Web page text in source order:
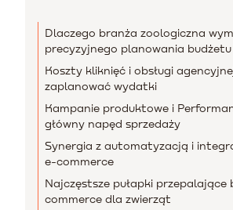
Dlaczego branża zoologiczna
precyzyjnego planowania budżetu
Koszty kliknięć i obsługi
zaplanować wydatki
Kampanie produktowe i
główny napęd sprzedaży
Synergia z automatyzacją i
e-commerce
Najczęstsze pułapki przepalające
commerce dla zwierząt